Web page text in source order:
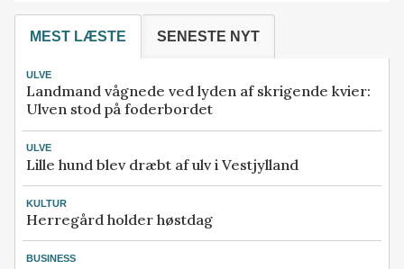
MEST LÆSTE SENESTE NYT
ULVE
Landmand vågnede ved lyden af skrigende kvier:
Ulven stod på foderbordet
ULVE
Lille hund blev dræbt af ulv i Vestjylland
KULTUR
Herregård holder høstdag
BUSINESS